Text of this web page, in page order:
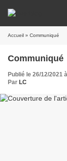
Accueil » Communiqué
Communiqué
Publié le 26/12/2021
Par LC